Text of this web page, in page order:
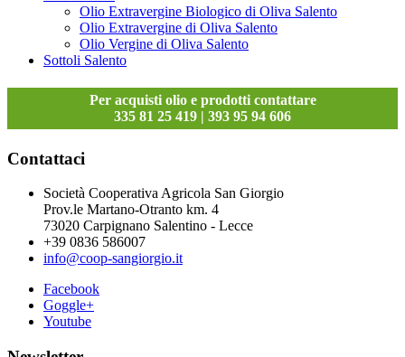
Olio Extravergine Biologico di Oliva Salento
Olio Extravergine di Oliva Salento
Olio Vergine di Oliva Salento
Sottoli Salento
Per acquisti olio e prodotti contattare
335 81 25 419 | 393 95 94 606
Contattaci
Società Cooperativa Agricola San Giorgio
Prov.le Martano-Otranto km. 4
73020 Carpignano Salentino - Lecce
+39 0836 586007
info@coop-sangiorgio.it
Facebook
Goggle+
Youtube